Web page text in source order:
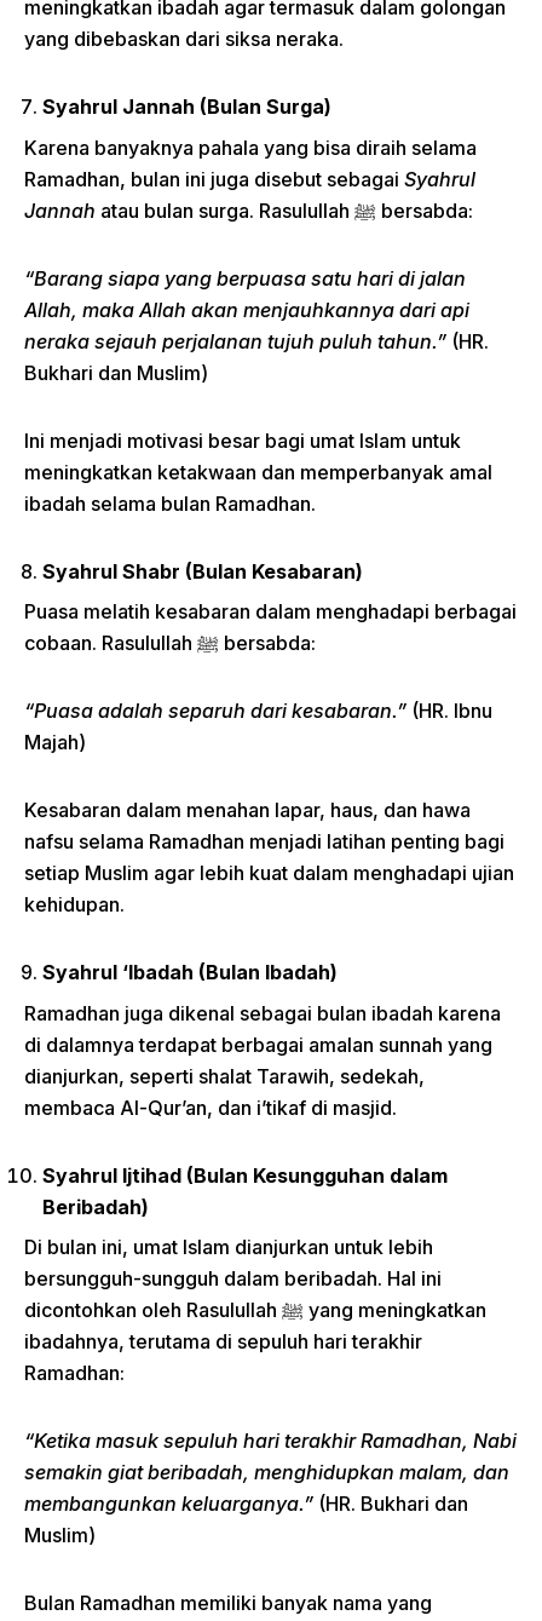
meningkatkan ibadah agar termasuk dalam golongan
yang dibebaskan dari siksa neraka.
Syahrul Jannah (Bulan Surga)
Karena banyaknya pahala yang bisa diraih selama
Ramadhan, bulan ini juga disebut sebagai Syahrul
Jannah
atau bulan surga. Rasulullah ﷺ bersabda:
“Barang siapa yang berpuasa satu hari di jalan
Allah, maka Allah akan menjauhkannya dari api
neraka sejauh perjalanan tujuh puluh tahun.” (HR.
Bukhari dan Muslim)
Ini menjadi motivasi besar bagi umat Islam untuk
meningkatkan ketakwaan dan memperbanyak amal
ibadah selama bulan Ramadhan.
Syahrul Shabr (Bulan Kesabaran)
Puasa melatih kesabaran dalam menghadapi berbagai
cobaan. Rasulullah ﷺ bersabda:
“Puasa adalah separuh dari kesabaran.” (HR. Ibnu
Majah)
Kesabaran dalam menahan lapar, haus, dan hawa
nafsu selama Ramadhan menjadi latihan penting bagi
setiap Muslim agar lebih kuat dalam menghadapi ujian
kehidupan.
Syahrul ‘Ibadah (Bulan Ibadah)
Ramadhan juga dikenal sebagai bulan ibadah karena
di dalamnya terdapat berbagai amalan sunnah yang
dianjurkan, seperti shalat Tarawih, sedekah,
membaca Al-Qur’an, dan i’tikaf di masjid.
Syahrul Ijtihad (Bulan Kesungguhan dalam
Beribadah)
Di bulan ini, umat Islam dianjurkan untuk lebih
bersungguh-sungguh dalam beribadah. Hal ini
dicontohkan oleh Rasulullah ﷺ yang meningkatkan
ibadahnya, terutama di sepuluh hari terakhir
Ramadhan:
“Ketika masuk sepuluh hari terakhir Ramadhan, Nabi
semakin giat beribadah, menghidupkan malam, dan
membangunkan keluarganya.” (HR. Bukhari dan
Muslim)
Bulan Ramadhan memiliki banyak nama yang